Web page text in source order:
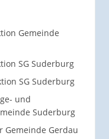
Gemeinde
SG Suderburg
SG Suderburg
und
Suderburg
Gemeinde Gerdau